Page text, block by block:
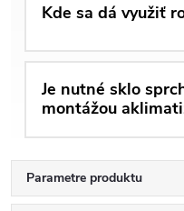
Kde sa dá využiť
Je nutné sklo
montážou
Parametre produktu